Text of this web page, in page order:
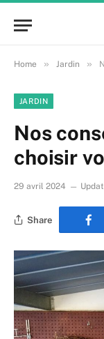
Home » Jardin »
JARDIN
Nos
choisir
29 avril 2024
Share